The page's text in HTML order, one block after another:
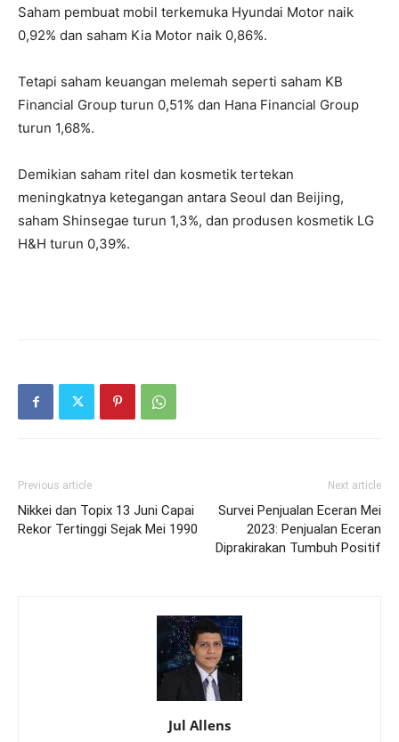
Saham pembuat mobil terkemuka Hyundai Motor naik
0,92% dan saham Kia Motor naik 0,86%.
Tetapi saham keuangan melemah seperti saham KB
Financial Group turun 0,51% dan Hana Financial Group
turun 1,68%.
Demikian saham ritel dan kosmetik tertekan
meningkatnya ketegangan antara Seoul dan Beijing,
saham Shinsegae turun 1,3%, dan produsen kosmetik LG
H&H turun 0,39%.
Previous article
Nikkei dan Topix 13 Juni Capai
Rekor Tertinggi Sejak Mei 1990
Next article
Survei Penjualan Eceran Mei
2023: Penjualan Eceran
Diprakirakan Tumbuh Positif
Jul Allens